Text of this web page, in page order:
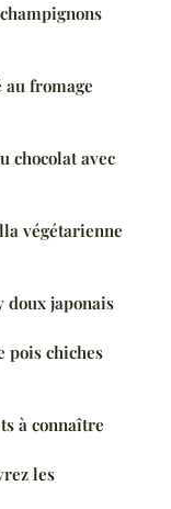
fromage
chocolat avec
végétarienne
doux japonais
pois chiches
à connaître
les